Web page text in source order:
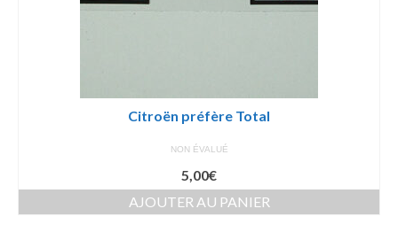
Citroën préfère Total
NON ÉVALUÉ
5,00€
AJOUTER AU PANIER